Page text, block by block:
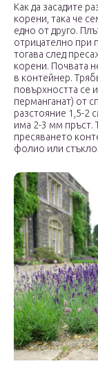
Как да засадите
корени, така че
едно от друго.
отрицателно при
тогава след
корени. Почвата
в контейнер.
повърхността се
перманганат) от
разстояние 1,5-2
има 2-3 мм пръст.
пресяването
фолио или стъкло.